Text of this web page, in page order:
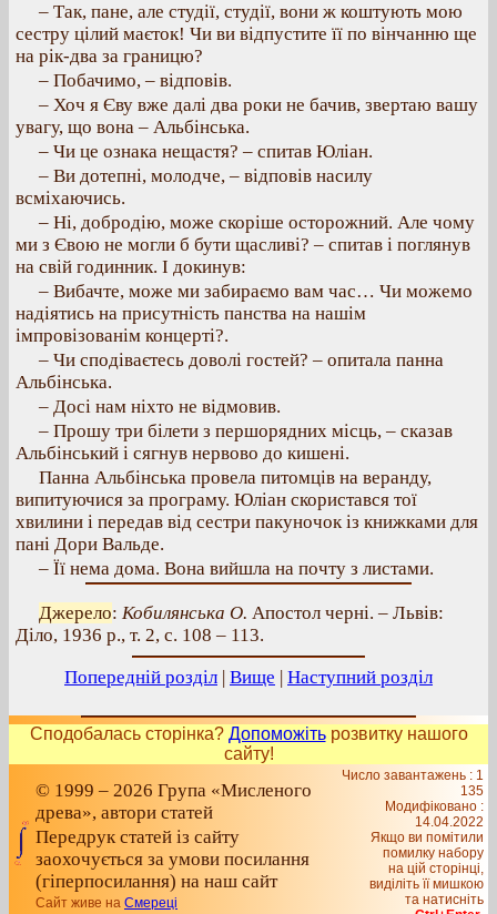
– Так, пане, але студії, студії, вони ж коштують мою
сестру цілий маєток! Чи ви відпустите її по вінчанню ще
на рік-два за границю?
– Побачимо, – відповів.
– Хоч я Єву вже далі два роки не бачив, звертаю вашу
увагу, що вона – Альбінська.
– Чи це ознака нещастя? – спитав Юліан.
– Ви дотепні, молодче, – відповів насилу
всміхаючись.
– Ні, добродію, може скоріше осторожний. Але чому
ми з Євою не могли б бути щасливі? – спитав і поглянув
на свій годинник. І докинув:
– Вибачте, може ми забираємо вам час… Чи можемо
надіятись на присутність панства на нашім
імпровізованім концерті?.
– Чи сподіваєтесь доволі гостей? – опитала панна
Альбінська.
– Досі нам ніхто не відмовив.
– Прошу три білети з першорядних місць, – сказав
Альбінський і сягнув нервово до кишені.
Панна Альбінська провела питомців на веранду,
випитуючися за програму. Юліан скористався тої
хвилини і передав від сестри пакуночок із книжками для
пані Дори Вальде.
– Її нема дома. Вона вийшла на почту з листами.
Джерело: Кобилянська О. Апостол черні. – Львів:
Діло, 1936 р., т. 2, с. 108 – 113.
Попередній розділ | Вище | Наступний розділ
Сподобалась сторінка? Допоможітьрозвитку нашого
сайту!
© 1999 – 2026 Група «Мисленого
древа», автори статей
Передрук статей із сайту
заохочується за умови посилання
(гіперпосилання) на наш сайт
Сайт живе на Смереці
Число завантажень : 1
135
Модифіковано :
14.04.2022
Якщо ви помітили
помилку набору
на цiй сторiнцi,
видiлiть її мишкою
та натисніть